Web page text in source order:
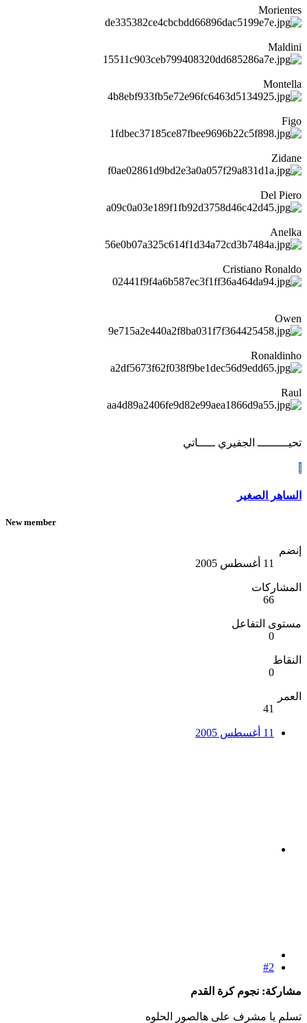
Morientes
Maldini
Montella
Figo
Zidane
Del Piero
Anelka
Cristiano Ronaldo
Owen
Ronaldinho
Raul
تحيـــــــــ الجفيري ـــــاتي
الساهر الصغير
New member
إنضم
11 أغسطس 2005
المشاركات
66
مستوى التفاعل
0
النقاط
0
العمر
41
11 أغسطس 2005
#2
مشاركة: نجوم كرة القدم
تسلم يا مشرف على هالصور الحلوه